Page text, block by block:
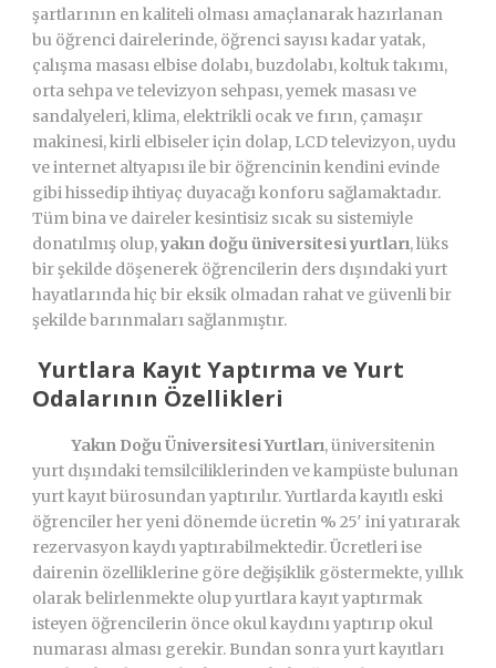
şartlarının en kaliteli olması amaçlanarak hazırlanan
bu öğrenci dairelerinde, öğrenci sayısı kadar yatak,
çalışma masası elbise dolabı, buzdolabı, koltuk takımı,
orta sehpa ve televizyon sehpası, yemek masası ve
sandalyeleri, klima, elektrikli ocak ve fırın, çamaşır
makinesi, kirli elbiseler için dolap, LCD televizyon, uydu
ve internet altyapısı ile bir öğrencinin kendini evinde
gibi hissedip ihtiyaç duyacağı konforu sağlamaktadır.
Tüm bina ve daireler kesintisiz sıcak su sistemiyle
donatılmış olup,yakın doğu üniversitesi yurtları, lüks
bir şekilde döşenerek öğrencilerin ders dışındaki yurt
hayatlarında hiç bir eksik olmadan rahat ve güvenli bir
şekilde barınmaları sağlanmıştır.
Yurtlara Kayıt Yaptırma ve Yurt
Odalarının Özellikleri
Yakın Doğu Üniversitesi Yurtları, üniversitenin
yurt dışındaki temsilciliklerinden ve kampüste bulunan
yurt kayıt bürosundan yaptırılır. Yurtlarda kayıtlı eski
öğrenciler her yeni dönemde ücretin % 25′ ini yatırarak
rezervasyon kaydı yaptırabilmektedir. Ücretleri ise
dairenin özelliklerine göre değişiklik göstermekte, yıllık
olarak belirlenmekte olup yurtlara kayıt yaptırmak
isteyen öğrencilerin önce okul kaydını yaptırıp okul
numarası alması gerekir. Bundan sonra yurt kayıtları